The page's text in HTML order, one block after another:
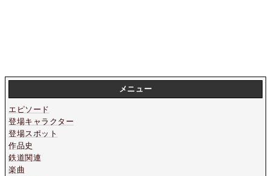
メニュー
エピソード
登場キャラクター
登場スポット
作品史
鉄道関連
楽曲